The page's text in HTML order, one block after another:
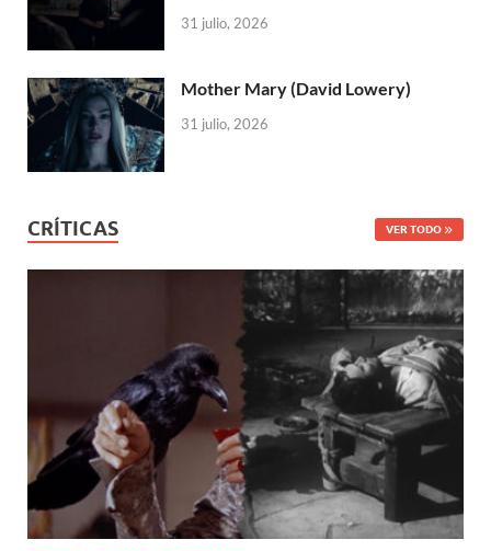
31 julio, 2026
Mother Mary (David Lowery)
31 julio, 2026
CRÍTICAS VER TODO